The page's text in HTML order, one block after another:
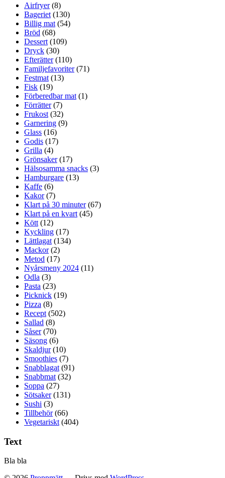
Airfryer(8)
Bageriet (130)
Billig mat (54)
Bröd (68)
Dessert (109)
Dryck (30)
Efterätter(110)
Familjefavoriter(71)
Festmat (13)
Fisk (19)
Förberedbar mat (1)
Förrätter(7)
Frukost (32)
Garnering (9)
Glass (16)
Godis (17)
Grilla (4)
Grönsaker(17)
Hälsosamma snacks (3)
Hamburgare (13)
Kaffe (6)
Kakor(7)
Klart på 30 minuter(67)
Klart på en kvart (45)
Kött (12)
Kyckling (17)
Lättlagat (134)
Mackor(2)
Metod (17)
Nyårsmeny 2024 (11)
Odla (3)
Pasta (23)
Picknick (19)
Pizza (8)
Recept (502)
Sallad (8)
Såser(70)
Säsong (6)
Skaldjur(10)
Smoothies (7)
Snabblagat (91)
Snabbmat (32)
Soppa (27)
Sötsaker(131)
Sushi (3)
Tillbehör(66)
Vegetariskt (404)
Text
Bla bla